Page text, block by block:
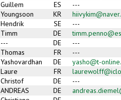
e-
Guillem ES
---
Youngsoon KR
Hendrik SE
---
Timm DE
--- DE
---
Thomas FR
---
Yashovardhan DE
yasho@t-
Laure FR
Christof DE
---
ANDREAS DE